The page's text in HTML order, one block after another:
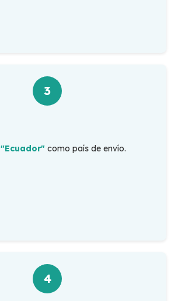
3
"Ecuador"como país de envío.
4